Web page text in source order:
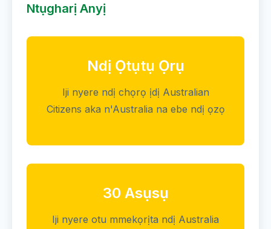
Ntụgharị Anyị
Ndị Ọtụtụ Ọrụ
Iji nyere ndị chọrọ ịdị Australian
Citizens aka n'Australia na ebe ndị ọzọ
30 Asụsụ
Iji nyere otu mmekọrịta ndị Australia